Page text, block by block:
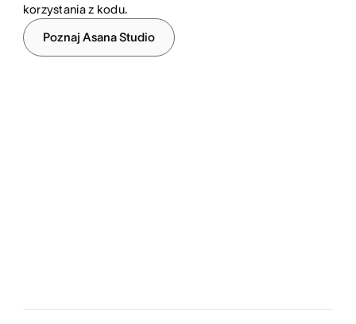
korzystania z kodu.
Poznaj Asana Studio